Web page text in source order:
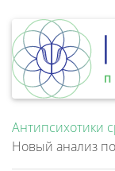
Антипсихотики